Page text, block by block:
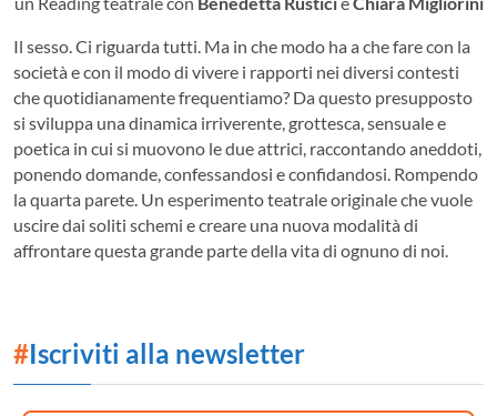
Il sesso. Ci riguarda tutti. Ma in che modo ha a che fare con la
società e con il modo di vivere i rapporti nei diversi contesti
che quotidianamente frequentiamo? Da questo presupposto
si sviluppa una dinamica irriverente, grottesca, sensuale e
poetica in cui si muovono le due attrici, raccontando aneddoti,
ponendo domande, confessandosi e confidandosi. Rompendo
la quarta parete. Un esperimento teatrale originale che vuole
uscire dai soliti schemi e creare una nuova modalità di
affrontare questa grande parte della vita di ognuno di noi.
#Iscriviti alla newsletter